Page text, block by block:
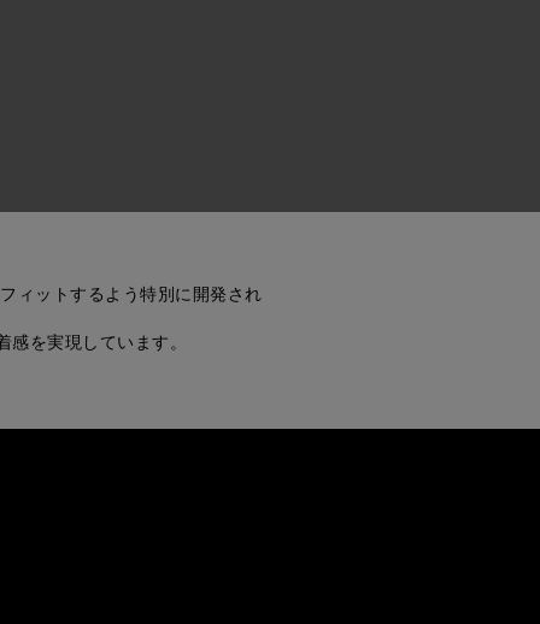
ィットするよう特別に開発され
を実現しています。